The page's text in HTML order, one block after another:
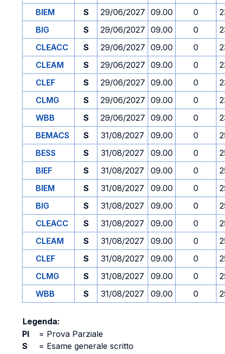
BIEM
S 29/06/2027 09.00 0
BIG
S 29/06/2027 09.00 0
CLEACC
S 29/06/2027 09.00 0
CLEAM
S 29/06/2027 09.00 0
CLEF
S 29/06/2027 09.00 0
CLMG
S 29/06/2027 09.00 0
WBB
S 29/06/2027 09.00 0
BEMACS
S 31/08/2027 09.00 0
BESS
S 31/08/2027 09.00 0
BIEF
S 31/08/2027 09.00 0
BIEM
S 31/08/2027 09.00 0
BIG
S 31/08/2027 09.00 0
CLEACC
S 31/08/2027 09.00 0
CLEAM
S 31/08/2027 09.00 0
CLEF
S 31/08/2027 09.00 0
CLMG
S 31/08/2027 09.00 0
WBB
S 31/08/2027 09.00 0
Legenda:
PI
= Prova Parziale
S
= Esame generale scritto